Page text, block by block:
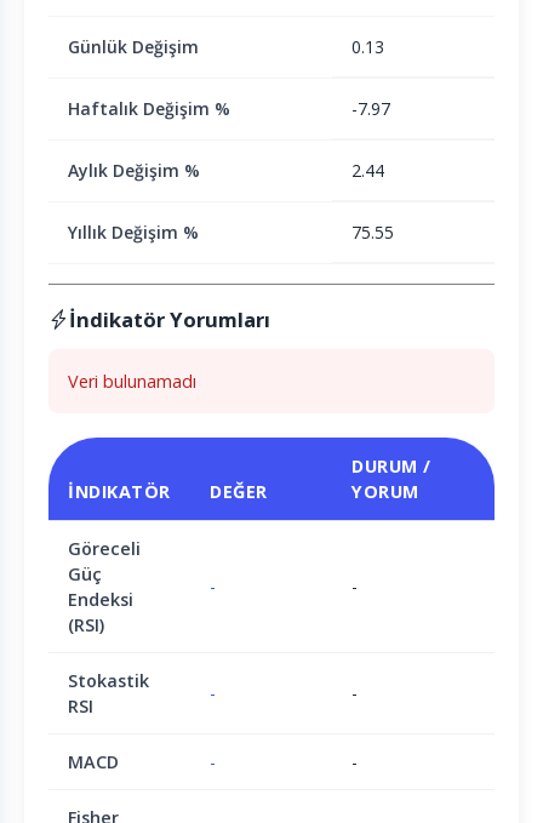
Günlük Değişim 0.13
Haftalık Değişim % -7.97
Aylık Değişim % 2.44
Yıllık Değişim % 75.55
İndikatör Yorumları
Veri bulunamadı
İNDIKATÖR DEĞER
DURUM /
YORUM
Göreceli
Güç
Endeksi
(RSI)
- -
Stokastik
RSI
- -
MACD - -
Fisher